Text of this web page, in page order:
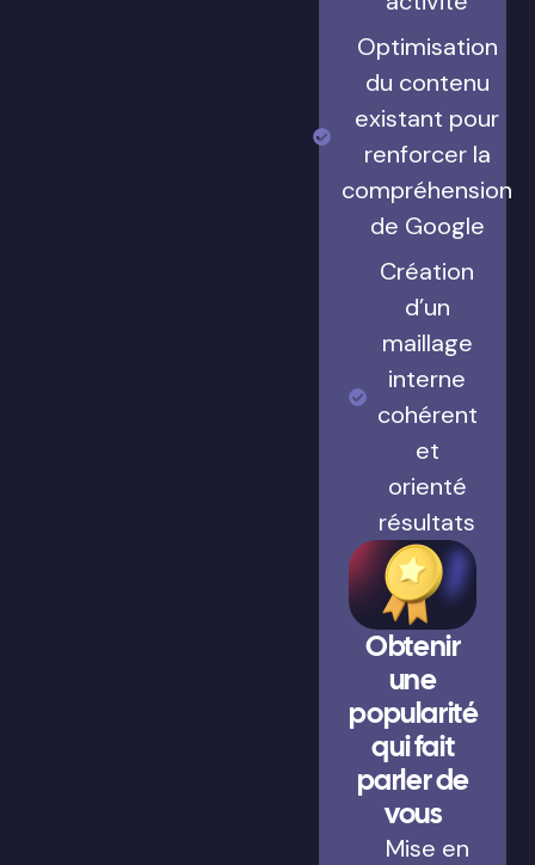
Optimisation
du contenu
existant pour
renforcer la
compréhension
de Google
Création
d’un
maillage
interne
cohérent
et
orienté
résultats
Obtenir
une
popularité
qui fait
parler de
vous
Mise en